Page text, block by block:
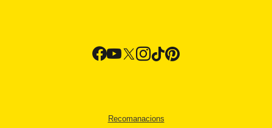
Recomanacions